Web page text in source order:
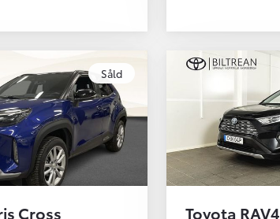
Såld
Cross Toyota RAV4